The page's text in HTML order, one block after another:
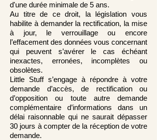
d'une durée minimale de 5 ans.
Au titre de ce droit, la législation vous
habilite à demander la rectification, la mise
à jour, le verrouillage ou encore
l’effacement des données vous concernant
qui peuvent s’avérer le cas échéant
inexactes, erronées, incomplètes ou
obsolètes.
Little Stuff s’engage à répondre à votre
demande d’accès, de rectification ou
d’opposition ou toute autre demande
complémentaire d’informations dans un
délai raisonnable qui ne saurait dépasser
30 jours à compter de la réception de votre
demande.